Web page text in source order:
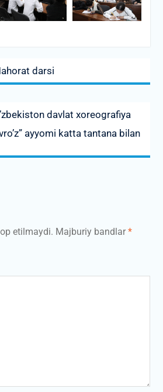
darsi
davlat xoreografiya
ayyomi katta tantana bilan
etilmaydi. Majburiy bandlar*